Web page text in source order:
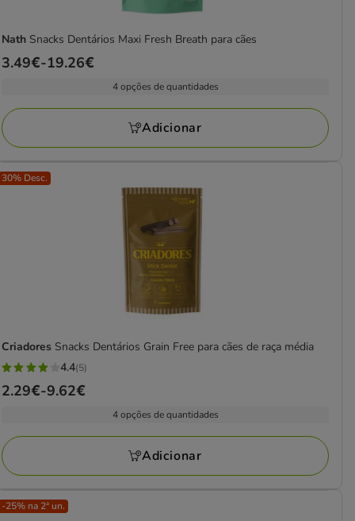
Nath Snacks Dentários Maxi Fresh Breath para cães
Preço
a
19.26€
3.49€-19.26€
4 opções de quantidades
Adicionar
30% Desc.
Criadores Snacks Dentários Grain Free para cães de raça média
4.4
estrelas
avaliações
4.4(5)
Preço
a
9.62€
2.29€-9.62€
4 opções de quantidades
Adicionar
-25% na 2ª un.